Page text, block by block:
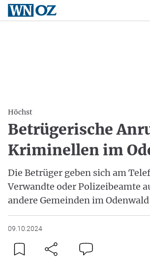
Höchst
Betrügerische
Kriminellen im
Die Betrüger geben sich am
Verwandte oder Polizeibeamte
andere Gemeinden im
09.10.2024